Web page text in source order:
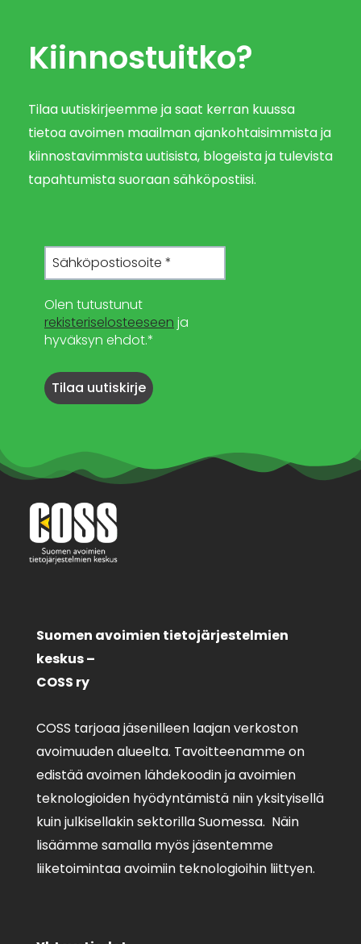
Kiinnostuitko?
Tilaa uutiskirjeemme ja saat kerran kuussa
tietoa avoimen maailman ajankohtaisimmista ja
kiinnostavimmista uutisista, blogeista ja tulevista
tapahtumista suoraan sähköpostiisi.
Olen tutustunut
rekisteriselosteeseen ja
hyväksyn ehdot.*
Suomen avoimien tietojärjestelmien
keskus –
COSS ry
COSS tarjoaa jäsenilleen laajan verkoston
avoimuuden alueelta. Tavoitteenamme on
edistää avoimen lähdekoodin ja avoimien
teknologioiden hyödyntämistä niin yksityisellä
kuin julkisellakin sektorilla Suomessa. Näin
lisäämme samalla myös jäsentemme
liiketoimintaa avoimiin teknologioihin liittyen.